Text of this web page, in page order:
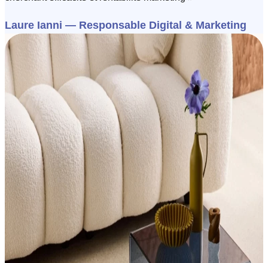
Laure Ianni — Responsable Digital & Marketing